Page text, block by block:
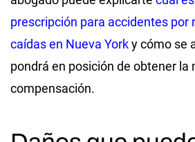
prescripción para accidentes por
caídas en Nueva Yorky cómo se
pondrá en posición de obtener la
compensación.